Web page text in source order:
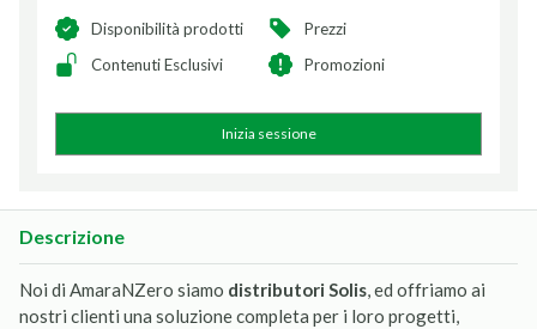
Disponibilità prodotti
Prezzi
Contenuti Esclusivi
Promozioni
Inizia sessione
Descrizione
Noi di AmaraNZero siamo distributori Solis, ed offriamo ai
nostri clienti una soluzione completa per i loro progetti,